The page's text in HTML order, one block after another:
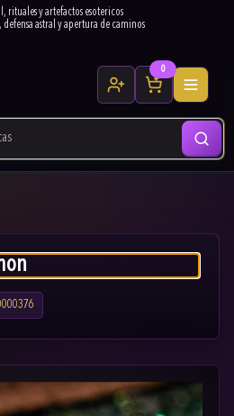
rituales y artefactos esotericos
astral y apertura de caminos
0